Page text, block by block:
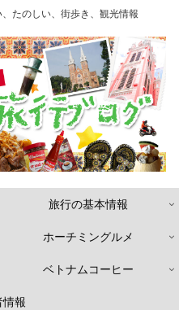
たのしい、街歩き、観光情報
旅行の基本情報
ホーチミングルメ
ベトナムコーヒー
情報